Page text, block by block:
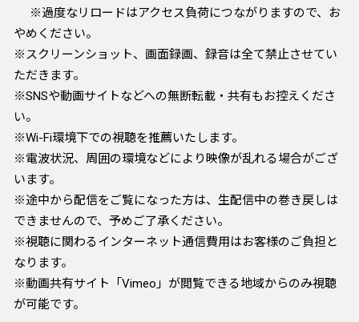
※過度なリロードはアクセス負荷につながりますので、お
やめください。
※スクリーンショット、画面録画、録音は全て禁止させてい
ただきます。
※SNSや動画サイトなどへの無断転載・共有もお控えくださ
い。
※Wi-Fi環境下での視聴を推薦いたします。
※電波状況、周囲の環境などにより映像が乱れる場合がござ
います。
※途中から配信をご覧になった方は、生配信中の巻き戻しは
できませんので、予めご了承ください。
※視聴に関わるインターネット通信費用はお客様のご負担と
なります。
※動画共有サイト「Vimeo」が閲覧できる地域からのみ視聴
が可能です。